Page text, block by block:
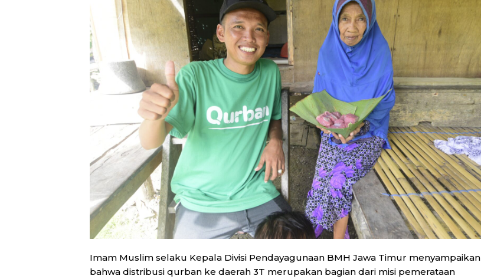
Imam Muslim selaku Kepala Divisi Pendayagunaan BMH Jawa Timur menyampaikan
bahwa distribusi qurban ke daerah 3T merupakan bagian dari misi pemerataan